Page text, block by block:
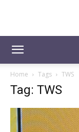
Home Tags TWS
Tag: TWS